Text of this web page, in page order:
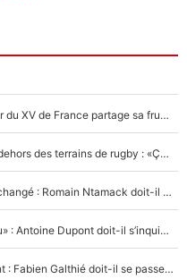
Mis de côté par Fabien Galthié, un joueur du XV de France partage sa frustration : «ils ne me l’ont pas dit tout de suite»
La raison d'être de Matthieu Jalibert en dehors des terrains de rugby : «Ça m'atteint autant que si tu touches à un membre de ma famille»
XV de France - Matthieu Jalibert a tout changé : Romain Ntamack doit-il s’inquiéter pour sa place à un an de la Coupe du monde ?
«Le XV de France est meilleur avec Lucu» : Antoine Dupont doit-il s’inquiéter pour sa place ?
Le XV de France a trouvé son remplaçant : Fabien Galthié doit-il se passer d'Antoine Dupont ?